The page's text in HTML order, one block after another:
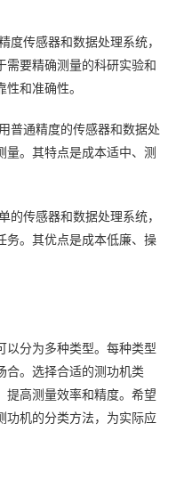
度传感器和数据处理系统，
需要精确测量的科研实验和
和准确性。
普通精度的传感器和数据处
量。其特点是成本适中、测
的传感器和数据处理系统，
务。其优点是成本低廉、操
以分为多种类型。每种类型
合。选择合适的测功机类
提高测量效率和精度。希望
功机的分类方法，为实际应